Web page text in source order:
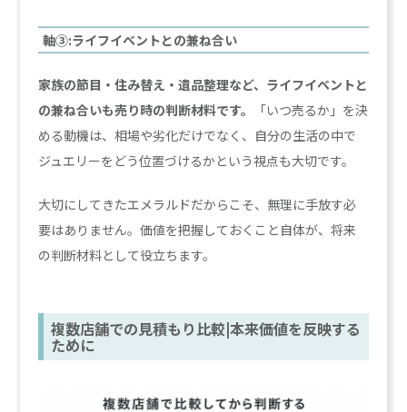
軸③:ライフイベントとの兼ね合い
家族の節目・住み替え・遺品整理など、ライフイベントと
の兼ね合いも売り時の判断材料です。
「いつ売るか」を決
める動機は、相場や劣化だけでなく、自分の生活の中で
ジュエリーをどう位置づけるかという視点も大切です。
大切にしてきたエメラルドだからこそ、無理に手放す必
要はありません。価値を把握しておくこと自体が、将来
の判断材料として役立ちます。
複数店舗での見積もり比較|本来価値を反映する
ために